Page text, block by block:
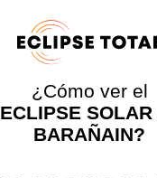
¿Cómo ver el
ECLIPSE SOLAR
BARAÑAIN?